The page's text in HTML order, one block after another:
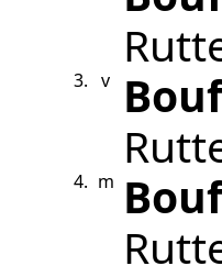
3. v
4. m